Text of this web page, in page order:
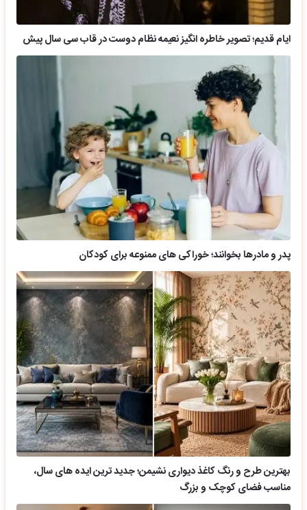
ایام قدیم؛ تصویر خاطره انگیز نعیمه نظام دوست در قاب سی سال پیش
پدر و مادرها بخوانند؛ خوراکی های ممنوعه برای کودکان
بهترین طرح و رنگ کاغذ دیواری نشیمن؛ جدید ترین ایده های سال،
مناسب فضای کوچک و بزرگ